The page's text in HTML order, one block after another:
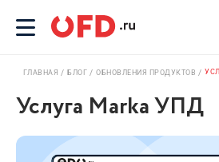
ГЛАВНАЯ БЛОГ ОБНОВЛЕНИЯ ПРОДУКТОВ
Услуга Marka УПД